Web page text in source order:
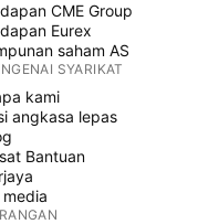
CME Group
Eurex
saham AS
SYARIKAT
kami
angkasa lepas
Bantuan
media